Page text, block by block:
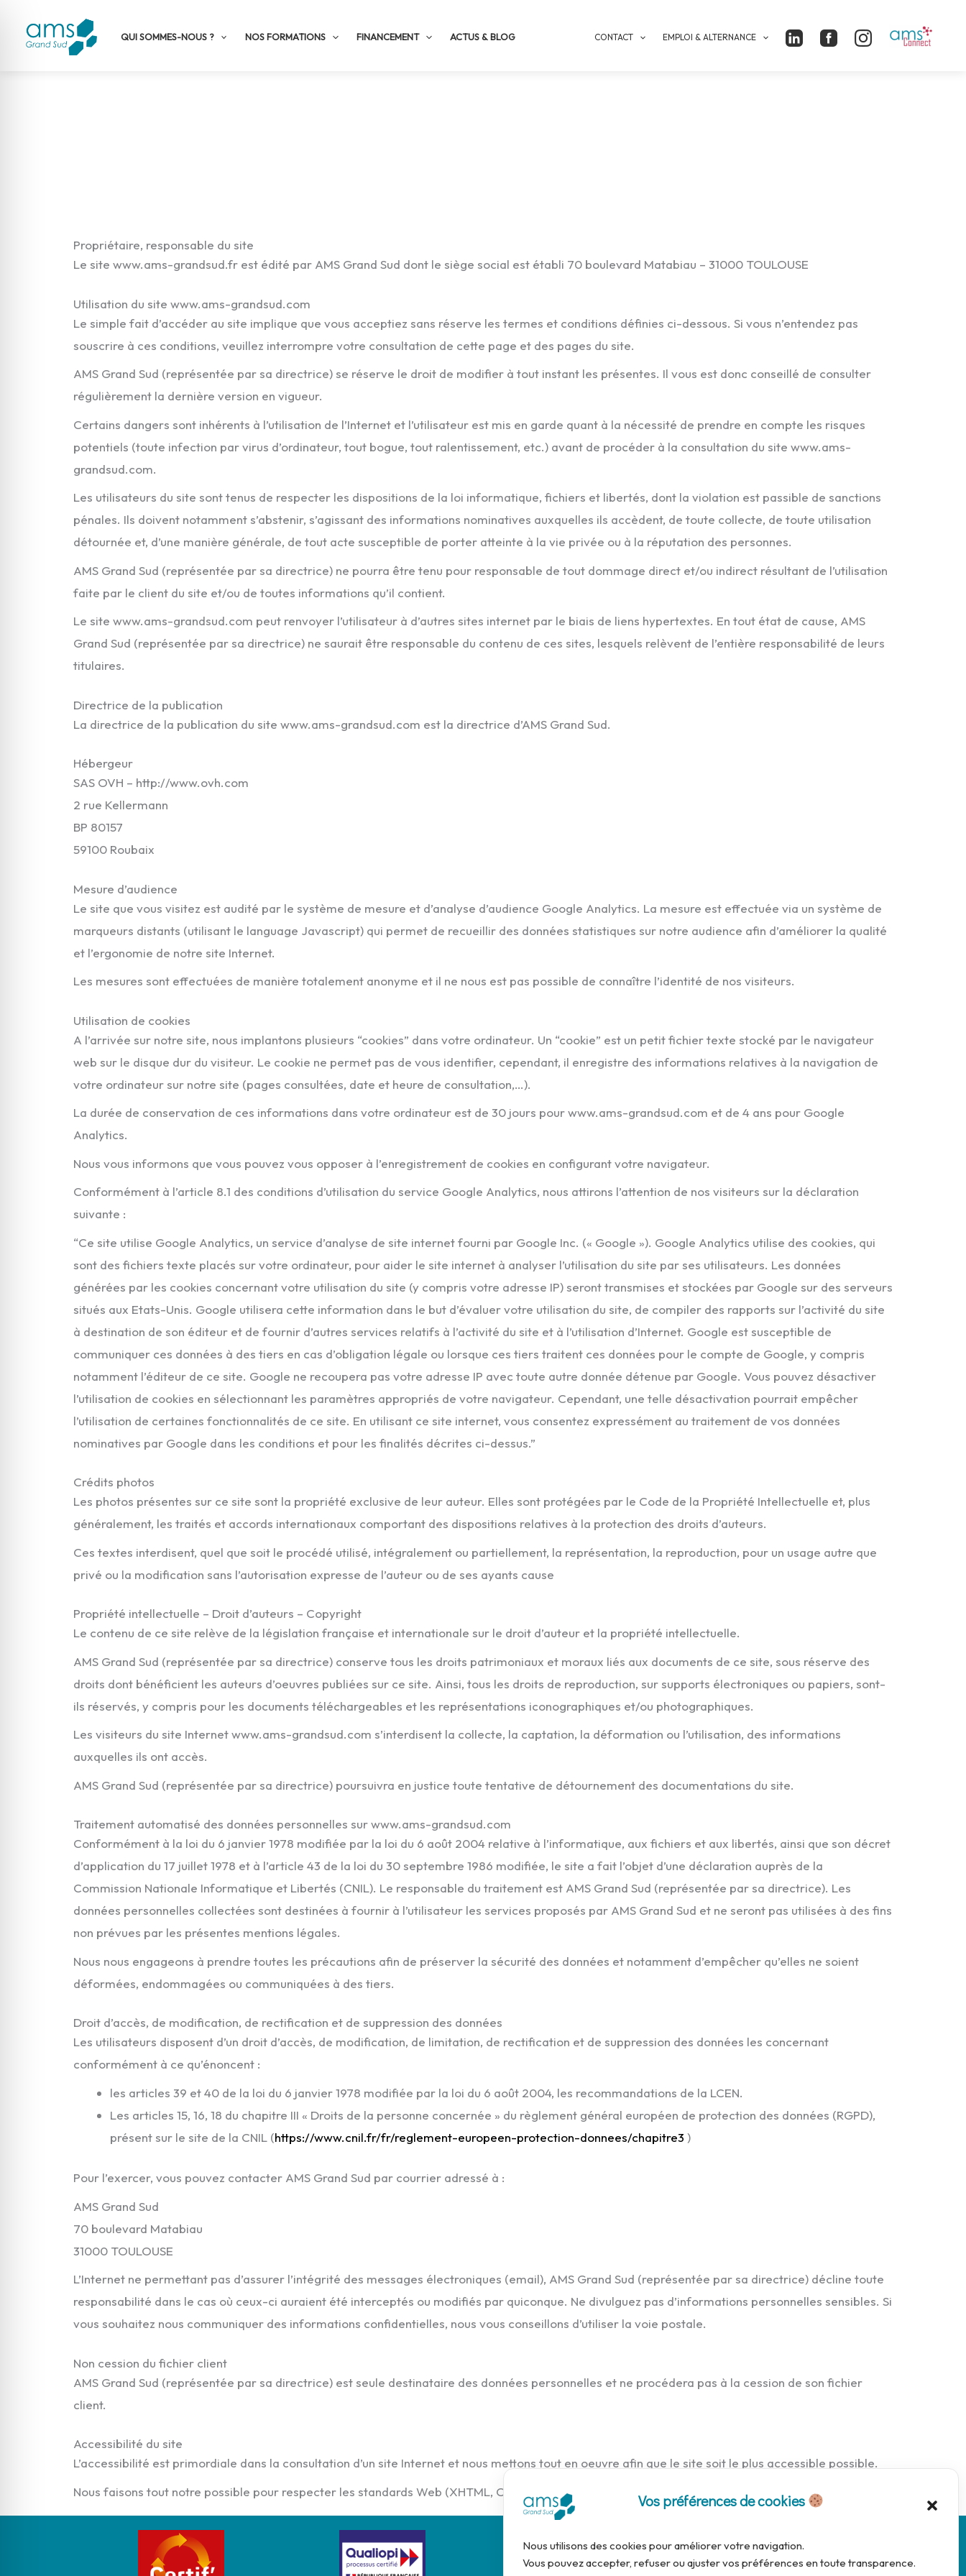
Vos préférences de cookies
Nous utilisons des cookies pour améliorer votre navigation.
Vous pouvez accepter, refuser ou ajuster vos préférences en toute transparence.
QUI SOMMES-NOUS ? NOS FORMATIONS FINANCEMENT ACTUS & BLOG CONTACT EMPLOI & ALTERNANCE
Propriétaire, responsable du site
Le site www.ams-grandsud.fr est édité par AMS Grand Sud dont le siège social est établi 70 boulevard Matabiau – 31000 TOULOUSE
Utilisation du site www.ams-grandsud.com
Le simple fait d’accéder au site implique que vous acceptiez sans réserve les termes et conditions définies ci-dessous. Si vous n’entendez pas
souscrire à ces conditions, veuillez interrompre votre consultation de cette page et des pages du site.
AMS Grand Sud (représentée par sa directrice) se réserve le droit de modifier à tout instant les présentes. Il vous est donc conseillé de consulter
régulièrement la dernière version en vigueur.
Certains dangers sont inhérents à l’utilisation de l’Internet et l’utilisateur est mis en garde quant à la nécessité de prendre en compte les risques
potentiels (toute infection par virus d’ordinateur, tout bogue, tout ralentissement, etc.) avant de procéder à la consultation du site www.ams-
grandsud.com.
Les utilisateurs du site sont tenus de respecter les dispositions de la loi informatique, fichiers et libertés, dont la violation est passible de sanctions
pénales. Ils doivent notamment s’abstenir, s’agissant des informations nominatives auxquelles ils accèdent, de toute collecte, de toute utilisation
détournée et, d’une manière générale, de tout acte susceptible de porter atteinte à la vie privée ou à la réputation des personnes.
AMS Grand Sud (représentée par sa directrice) ne pourra être tenu pour responsable de tout dommage direct et/ou indirect résultant de l’utilisation
faite par le client du site et/ou de toutes informations qu’il contient.
Le site www.ams-grandsud.com peut renvoyer l’utilisateur à d’autres sites internet par le biais de liens hypertextes. En tout état de cause, AMS
Grand Sud (représentée par sa directrice) ne saurait être responsable du contenu de ces sites, lesquels relèvent de l’entière responsabilité de leurs
titulaires.
Directrice de la publication
La directrice de la publication du site www.ams-grandsud.com est la directrice d’AMS Grand Sud.
Hébergeur
SAS OVH – http://www.ovh.com
2 rue Kellermann
BP 80157
59100 Roubaix
Mesure d’audience
Le site que vous visitez est audité par le système de mesure et d’analyse d’audience Google Analytics. La mesure est effectuée via un système de
marqueurs distants (utilisant le language Javascript) qui permet de recueillir des données statistiques sur notre audience afin d’améliorer la qualité
et l’ergonomie de notre site Internet.
Les mesures sont effectuées de manière totalement anonyme et il ne nous est pas possible de connaître l’identité de nos visiteurs.
Utilisation de cookies
A l’arrivée sur notre site, nous implantons plusieurs “cookies” dans votre ordinateur. Un “cookie” est un petit fichier texte stocké par le navigateur
web sur le disque dur du visiteur. Le cookie ne permet pas de vous identifier, cependant, il enregistre des informations relatives à la navigation de
votre ordinateur sur notre site (pages consultées, date et heure de consultation,…).
La durée de conservation de ces informations dans votre ordinateur est de 30 jours pour www.ams-grandsud.com et de 4 ans pour Google
Analytics.
Nous vous informons que vous pouvez vous opposer à l’enregistrement de cookies en configurant votre navigateur.
Conformément à l’article 8.1 des conditions d’utilisation du service Google Analytics, nous attirons l’attention de nos visiteurs sur la déclaration
suivante :
“Ce site utilise Google Analytics, un service d’analyse de site internet fourni par Google Inc. (« Google »). Google Analytics utilise des cookies, qui
sont des fichiers texte placés sur votre ordinateur, pour aider le site internet à analyser l’utilisation du site par ses utilisateurs. Les données
générées par les cookies concernant votre utilisation du site (y compris votre adresse IP) seront transmises et stockées par Google sur des serveurs
situés aux Etats-Unis. Google utilisera cette information dans le but d’évaluer votre utilisation du site, de compiler des rapports sur l’activité du site
à destination de son éditeur et de fournir d’autres services relatifs à l’activité du site et à l’utilisation d’Internet. Google est susceptible de
communiquer ces données à des tiers en cas d’obligation légale ou lorsque ces tiers traitent ces données pour le compte de Google, y compris
notamment l’éditeur de ce site. Google ne recoupera pas votre adresse IP avec toute autre donnée détenue par Google. Vous pouvez désactiver
l’utilisation de cookies en sélectionnant les paramètres appropriés de votre navigateur. Cependant, une telle désactivation pourrait empêcher
l’utilisation de certaines fonctionnalités de ce site. En utilisant ce site internet, vous consentez expressément au traitement de vos données
nominatives par Google dans les conditions et pour les finalités décrites ci-dessus.”
Crédits photos
Les photos présentes sur ce site sont la propriété exclusive de leur auteur. Elles sont protégées par le Code de la Propriété Intellectuelle et, plus
généralement, les traités et accords internationaux comportant des dispositions relatives à la protection des droits d’auteurs.
Ces textes interdisent, quel que soit le procédé utilisé, intégralement ou partiellement, la représentation, la reproduction, pour un usage autre que
privé ou la modification sans l’autorisation expresse de l’auteur ou de ses ayants cause
Propriété intellectuelle – Droit d’auteurs – Copyright
Le contenu de ce site relève de la législation française et internationale sur le droit d’auteur et la propriété intellectuelle.
AMS Grand Sud (représentée par sa directrice) conserve tous les droits patrimoniaux et moraux liés aux documents de ce site, sous réserve des
droits dont bénéficient les auteurs d’oeuvres publiées sur ce site. Ainsi, tous les droits de reproduction, sur supports électroniques ou papiers, sont-
ils réservés, y compris pour les documents téléchargeables et les représentations iconographiques et/ou photographiques.
Les visiteurs du site Internet www.ams-grandsud.com s’interdisent la collecte, la captation, la déformation ou l’utilisation, des informations
auxquelles ils ont accès.
AMS Grand Sud (représentée par sa directrice) poursuivra en justice toute tentative de détournement des documentations du site.
Traitement automatisé des données personnelles sur www.ams-grandsud.com
Conformément à la loi du 6 janvier 1978 modifiée par la loi du 6 août 2004 relative à l’informatique, aux fichiers et aux libertés, ainsi que son décret
d’application du 17 juillet 1978 et à l’article 43 de la loi du 30 septembre 1986 modifiée, le site a fait l’objet d’une déclaration auprès de la
Commission Nationale Informatique et Libertés (CNIL). Le responsable du traitement est AMS Grand Sud (représentée par sa directrice). Les
données personnelles collectées sont destinées à fournir à l’utilisateur les services proposés par AMS Grand Sud et ne seront pas utilisées à des fins
non prévues par les présentes mentions légales.
Nous nous engageons à prendre toutes les précautions afin de préserver la sécurité des données et notamment d’empêcher qu’elles ne soient
déformées, endommagées ou communiquées à des tiers.
Droit d’accès, de modification, de rectification et de suppression des données
Les utilisateurs disposent d’un droit d’accès, de modification, de limitation, de rectification et de suppression des données les concernant
conformément à ce qu’énoncent :
les articles 39 et 40 de la loi du 6 janvier 1978 modifiée par la loi du 6 août 2004, les recommandations de la LCEN.
Les articles 15, 16, 18 du chapitre III « Droits de la personne concernée » du règlement général européen de protection des données (RGPD),
présent sur le site de la CNIL (https://www.cnil.fr/fr/reglement-europeen-protection-donnees/chapitre3 )
Pour l’exercer, vous pouvez contacter AMS Grand Sud par courrier adressé à :
AMS Grand Sud
70 boulevard Matabiau
31000 TOULOUSE
L’Internet ne permettant pas d’assurer l’intégrité des messages électroniques (email), AMS Grand Sud (représentée par sa directrice) décline toute
responsabilité dans le cas où ceux-ci auraient été interceptés ou modifiés par quiconque. Ne divulguez pas d’informations personnelles sensibles. Si
vous souhaitez nous communiquer des informations confidentielles, nous vous conseillons d’utiliser la voie postale.
Non cession du fichier client
AMS Grand Sud (représentée par sa directrice) est seule destinataire des données personnelles et ne procédera pas à la cession de son fichier
client.
Accessibilité du site
L’accessibilité est primordiale dans la consultation d’un site Internet et nous mettons tout en oeuvre afin que le site soit le plus accessible possible.
Nous faisons tout notre possible pour respecter les standards Web (XHTML, CSS) édités par le World Wide Web Consortium (W3C).